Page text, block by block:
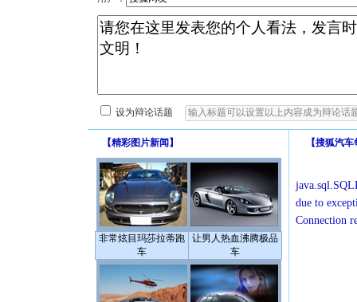
设为辩论话题
【精彩图片新闻 】
非常炫目玛莎拉蒂跑
车
让男人热血沸腾极品
车
【搜狐汽车
due to
Connection